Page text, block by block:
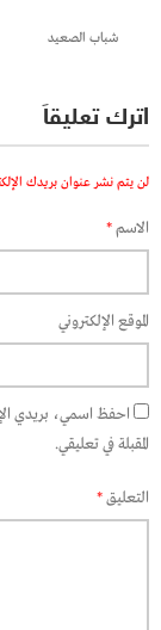
شباب الصعيد
اترك تعليقاً
لن يتم نشر عنوان بريدك
الاسم*
الموقع الإلكتروني
احفظ اسمي، بريدي
المقبلة في تعليقي.
التعليق*